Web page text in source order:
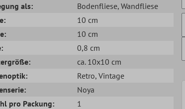
als:
Bodenfliese, Wandfliese
10 cm
10 cm
0,8 cm
ca. 10x10 cm
Retro, Vintage
Noya
pro Packung:
1